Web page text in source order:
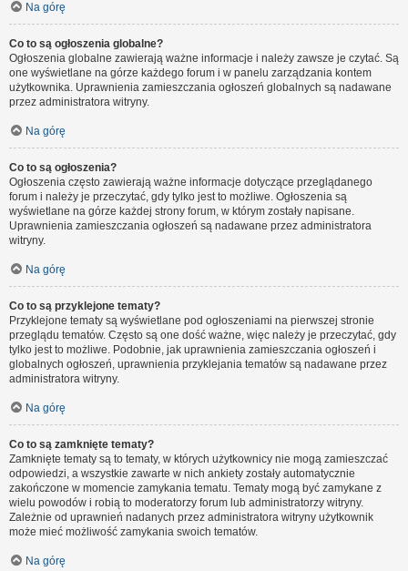
Na górę
Co to są ogłoszenia globalne?
Ogłoszenia globalne zawierają ważne informacje i należy zawsze je czytać. Są
one wyświetlane na górze każdego forum i w panelu zarządzania kontem
użytkownika. Uprawnienia zamieszczania ogłoszeń globalnych są nadawane
przez administratora witryny.
Na górę
Co to są ogłoszenia?
Ogłoszenia często zawierają ważne informacje dotyczące przeglądanego
forum i należy je przeczytać, gdy tylko jest to możliwe. Ogłoszenia są
wyświetlane na górze każdej strony forum, w którym zostały napisane.
Uprawnienia zamieszczania ogłoszeń są nadawane przez administratora
witryny.
Na górę
Co to są przyklejone tematy?
Przyklejone tematy są wyświetlane pod ogłoszeniami na pierwszej stronie
przeglądu tematów. Często są one dość ważne, więc należy je przeczytać, gdy
tylko jest to możliwe. Podobnie, jak uprawnienia zamieszczania ogłoszeń i
globalnych ogłoszeń, uprawnienia przyklejania tematów są nadawane przez
administratora witryny.
Na górę
Co to są zamknięte tematy?
Zamknięte tematy są to tematy, w których użytkownicy nie mogą zamieszczać
odpowiedzi, a wszystkie zawarte w nich ankiety zostały automatycznie
zakończone w momencie zamykania tematu. Tematy mogą być zamykane z
wielu powodów i robią to moderatorzy forum lub administratorzy witryny.
Zależnie od uprawnień nadanych przez administratora witryny użytkownik
może mieć możliwość zamykania swoich tematów.
Na górę